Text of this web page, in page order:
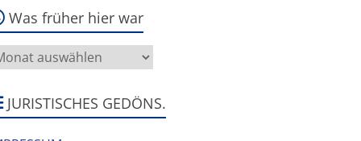
Was früher hier war
JURISTISCHES GEDÖNS.